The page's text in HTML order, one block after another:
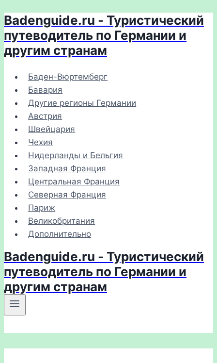
Перейти
к
содержимому
Badenguide.ru - Туристический
путеводитель по Германии и
другим странам
Баден-Вюртемберг
Бавария
Другие регионы Германии
Австрия
Швейцария
Чехия
Нидерланды и Бельгия
Западная Франция
Центральная Франция
Северная Франция
Париж
Великобритания
Дополнительно
Badenguide.ru - Туристический
путеводитель по Германии и
другим странам